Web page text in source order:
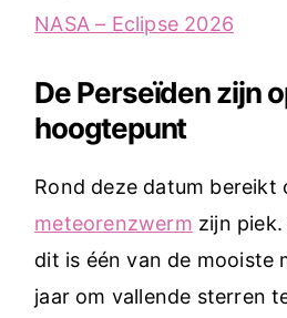
NASA – Eclipse 2026
De Perseïden zijn
hoogtepunt
Rond deze datum bereikt
meteorenzwerm zijn
dit is één van de mooiste
jaar om vallende sterren